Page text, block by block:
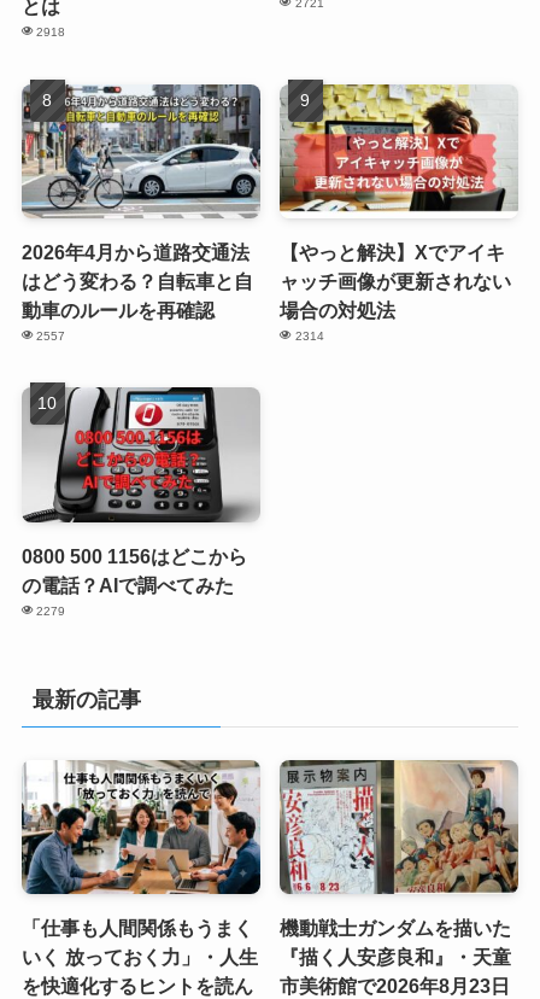
とは
2918
2721
2026年4月から道路交通法
はどう変わる？自転車と自
動車のルールを再確認
2557
【やっと解決】Xでアイキ
ャッチ画像が更新されない
場合の対処法
2314
0800 500 1156はどこから
の電話？AIで調べてみた
2279
最新の記事
「仕事も人間関係もうまく
いく 放っておく力」・人生
を快適化するヒントを読ん
機動戦士ガンダムを描いた
『描く人安彦良和』・天童
市美術館で2026年8月23日